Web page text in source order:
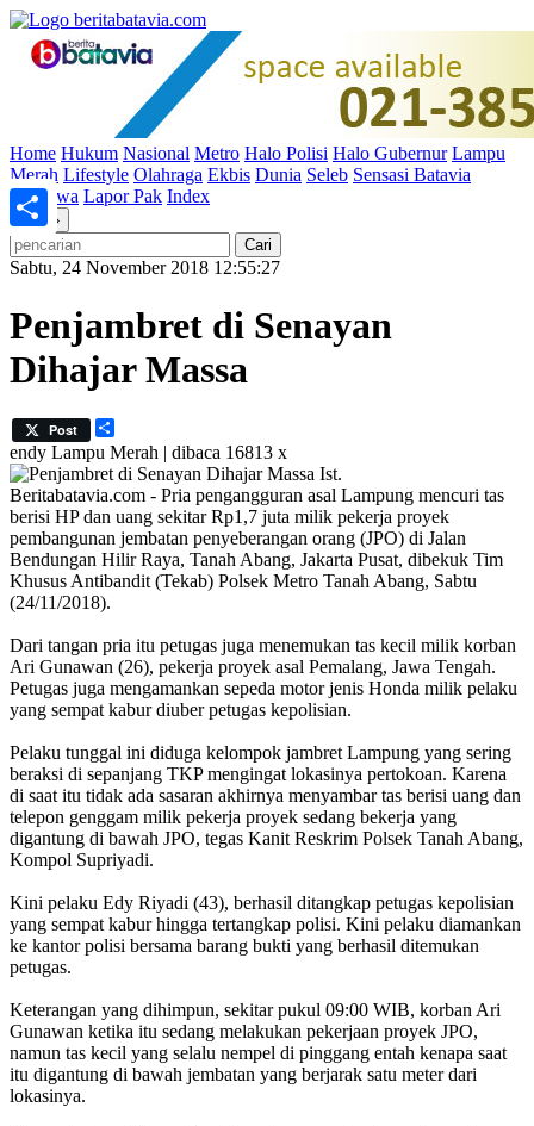
Home Hukum Nasional Metro Halo Polisi Halo Gubernur Lampu
Merah Lifestyle Olahraga Ekbis Dunia Seleb Sensasi Batavia
Peristiwa Lapor Pak Index
»
Sabtu, 24 November 2018 12:55:27
Penjambret di Senayan
Dihajar Massa
Post
endy Lampu Merah | dibaca 16813 x
Ist.
Beritabatavia.com - Pria pengangguran asal Lampung mencuri tas
berisi HP dan uang sekitar Rp1,7 juta milik pekerja proyek
pembangunan jembatan penyeberangan orang (JPO) di Jalan
Bendungan Hilir Raya, Tanah Abang, Jakarta Pusat, dibekuk Tim
Khusus Antibandit (Tekab) Polsek Metro Tanah Abang, Sabtu
(24/11/2018).
Dari tangan pria itu petugas juga menemukan tas kecil milik korban
Ari Gunawan (26), pekerja proyek asal Pemalang, Jawa Tengah.
Petugas juga mengamankan sepeda motor jenis Honda milik pelaku
yang sempat kabur diuber petugas kepolisian.
Pelaku tunggal ini diduga kelompok jambret Lampung yang sering
beraksi di sepanjang TKP mengingat lokasinya pertokoan. Karena
di saat itu tidak ada sasaran akhirnya menyambar tas berisi uang dan
telepon genggam milik pekerja proyek sedang bekerja yang
digantung di bawah JPO, tegas Kanit Reskrim Polsek Tanah Abang,
Kompol Supriyadi.
Kini pelaku Edy Riyadi (43), berhasil ditangkap petugas kepolisian
yang sempat kabur hingga tertangkap polisi. Kini pelaku diamankan
ke kantor polisi bersama barang bukti yang berhasil ditemukan
petugas.
Keterangan yang dihimpun, sekitar pukul 09:00 WIB, korban Ari
Gunawan ketika itu sedang melakukan pekerjaan proyek JPO,
namun tas kecil yang selalu nempel di pinggang entah kenapa saat
itu digantung di bawah jembatan yang berjarak satu meter dari
lokasinya.
Share